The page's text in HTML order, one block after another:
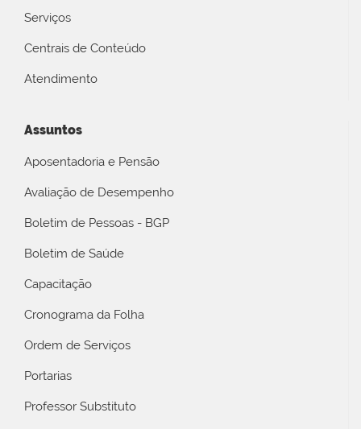
Serviços
Centrais de Conteúdo
Atendimento
Assuntos
Aposentadoria e Pensão
Avaliação de Desempenho
Boletim de Pessoas - BGP
Boletim de Saúde
Capacitação
Cronograma da Folha
Ordem de Serviços
Portarias
Professor Substituto